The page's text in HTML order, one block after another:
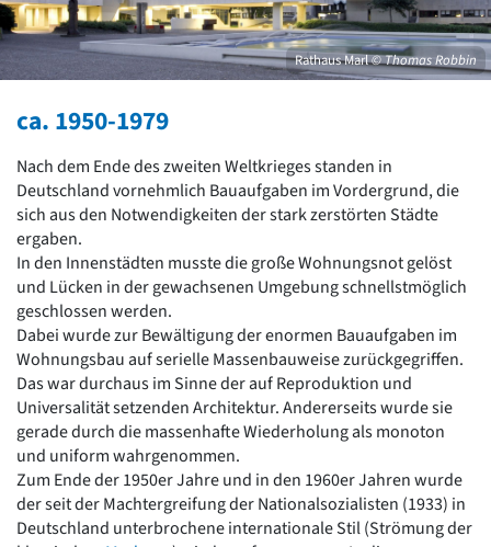
David Chipperfield
Harald Deilmann
Gottfried Böhm
Schneider von Esleben
Auszeichnung vorbildlicher Bauten NRW 2020
Big Beautiful Buildings (Großbauten der Nachkriegszeit)
Epochen
Gesamtübersicht...
Gegenwart
Postmoderne
1950er-70er Jahre
Moderne
Reformarchitektur
Jugendstil
Historismus
Klassizismus
Barock
Renaissance
Gotik
Romanik
Vorromanik
Rathaus Marl© Thomas Robbin
ca. 1950-1979
Nach dem Ende des zweiten Weltkrieges standen in
Deutschland vornehmlich Bauaufgaben im Vordergrund, die
sich aus den Notwendigkeiten der stark zerstörten Städte
ergaben.
In den Innenstädten musste die große Wohnungsnot gelöst
und Lücken in der gewachsenen Umgebung schnellstmöglich
geschlossen werden.
Dabei wurde zur Bewältigung der enormen Bauaufgaben im
Wohnungsbau auf serielle Massenbauweise zurückgegriffen.
Das war durchaus im Sinne der auf Reproduktion und
Universalität setzenden Architektur. Andererseits wurde sie
gerade durch die massenhafte Wiederholung als monoton
und uniform wahrgenommen.
Zum Ende der 1950er Jahre und in den 1960er Jahren wurde
der seit der Machtergreifung der Nationalsozialisten (1933) in
Deutschland unterbrochene internationale Stil (Strömung der